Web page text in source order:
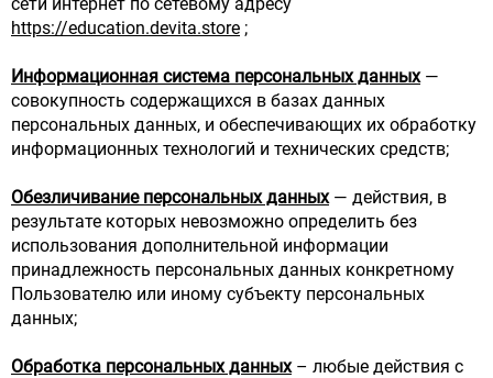
https://education.devita.store ;
Информационная система персональных данных —
совокупность содержащихся в базах данных
персональных данных, и обеспечивающих их обработку
информационных технологий и технических средств;
Обезличивание персональных данных — действия, в
результате которых невозможно определить без
использования дополнительной информации
принадлежность персональных данных конкретному
Пользователю или иному субъекту персональных
данных;
Обработка персональных данных – любые действия с